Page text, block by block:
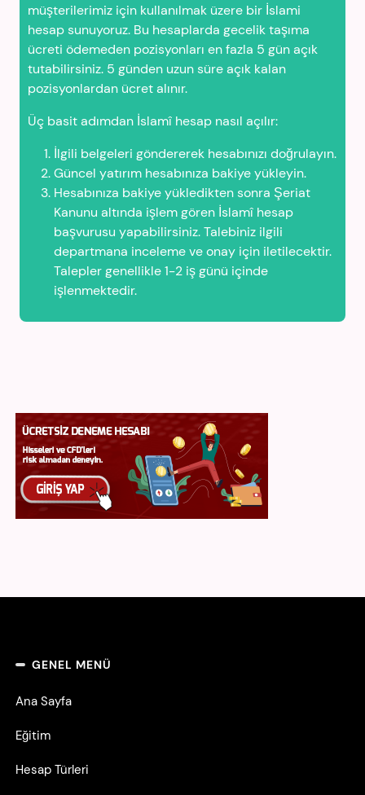
müşterilerimiz için kullanılmak üzere bir İslami
hesap sunuyoruz. Bu hesaplarda gecelik taşıma
ücreti ödemeden pozisyonları en fazla 5 gün açık
tutabilirsiniz. 5 günden uzun süre açık kalan
pozisyonlardan ücret alınır.
Üç basit adımdan İslamî hesap nasıl açılır:
İlgili belgeleri göndererek hesabınızı doğrulayın.
Güncel yatırım hesabınıza bakiye yükleyin.
Hesabınıza bakiye yükledikten sonra Şeriat
Kanunu altında işlem gören İslamî hesap
başvurusu yapabilirsiniz. Talebiniz ilgili
departmana inceleme ve onay için iletilecektir.
Talepler genellikle 1-2 iş günü içinde
işlenmektedir.
GENEL MENÜ
Ana Sayfa
Eğitim
Hesap Türleri